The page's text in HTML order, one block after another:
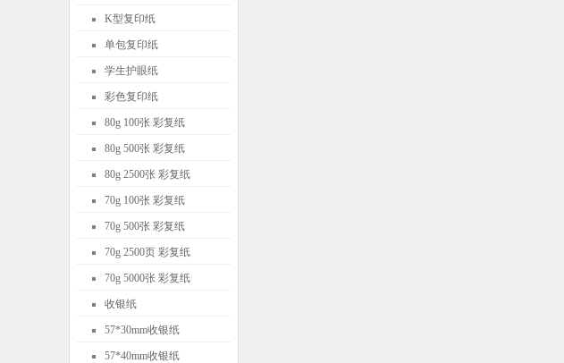
K型复印纸
单包复印纸
学生护眼纸
彩色复印纸
80g 100张 彩复纸
80g 500张 彩复纸
80g 2500张 彩复纸
70g 100张 彩复纸
70g 500张 彩复纸
70g 2500页 彩复纸
70g 5000张 彩复纸
收银纸
57*30mm收银纸
57*40mm收银纸